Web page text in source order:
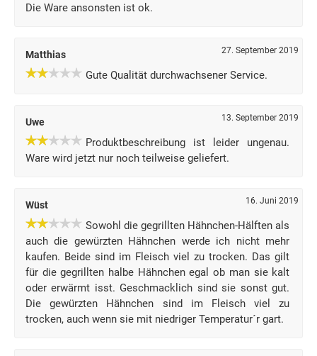
Die Ware ansonsten ist ok.
Matthias 27. September 2019
Gute Qualität durchwachsener Service.
Uwe 13. September 2019
Produktbeschreibung ist leider ungenau.
Ware wird jetzt nur noch teilweise geliefert.
Wüst 16. Juni 2019
Sowohl die gegrillten Hähnchen-Hälften als
auch die gewürzten Hähnchen werde ich nicht mehr
kaufen. Beide sind im Fleisch viel zu trocken. Das gilt
für die gegrillten halbe Hähnchen egal ob man sie kalt
oder erwärmt isst. Geschmacklich sind sie sonst gut.
Die gewürzten Hähnchen sind im Fleisch viel zu
trocken, auch wenn sie mit niedriger Temperatur´r gart.